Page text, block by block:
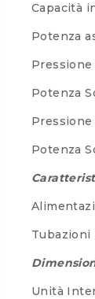
Capacità
Potenza
Pressione
Potenza
Pressione
Potenza
Tubazioni
Unità